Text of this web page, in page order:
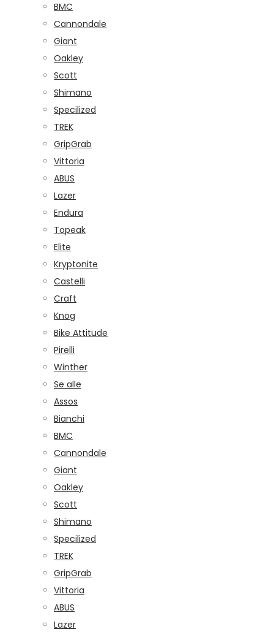
BMC
Cannondale
Giant
Oakley
Scott
Shimano
Specilized
TREK
GripGrab
Vittoria
ABUS
Lazer
Endura
Topeak
Elite
Kryptonite
Castelli
Craft
Knog
Bike Attitude
Pirelli
Winther
Se alle
Assos
Bianchi
BMC
Cannondale
Giant
Oakley
Scott
Shimano
Specilized
TREK
GripGrab
Vittoria
ABUS
Lazer